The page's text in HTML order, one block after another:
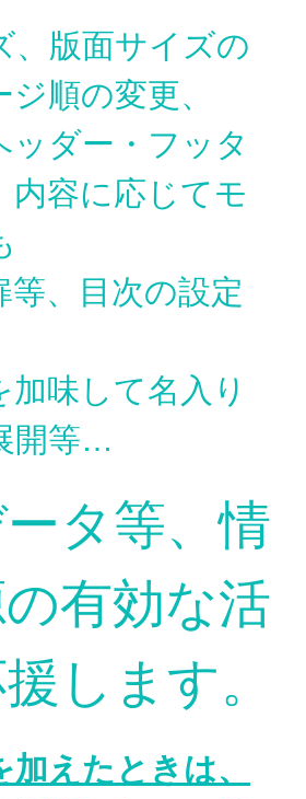
、版面サイズの
順の変更、
ッダー・フッタ
内容に応じてモ
等、目次の設定
加味して名入り
開等…
タ等、情
有効な活
します。
えたときは、